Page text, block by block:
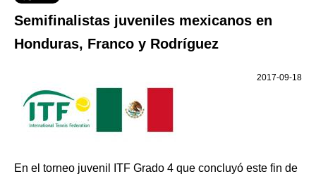
Semifinalistas juveniles mexicanos en
Honduras, Franco y Rodríguez
2017-09-18
En el torneo juvenil ITF Grado 4 que concluyó este fin de